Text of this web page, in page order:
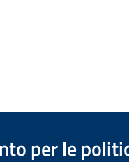
per le